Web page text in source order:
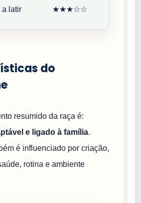
a latir
★★★☆☆
do
resumido da raça é:
e ligado à família.
é influenciado por criação,
rotina e ambiente